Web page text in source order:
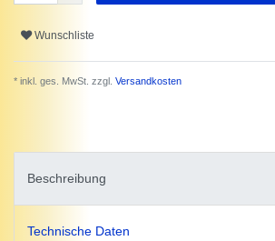
Wunschliste
* inkl. ges. MwSt. zzgl. Versandkosten
Beschreibung
Technische Daten